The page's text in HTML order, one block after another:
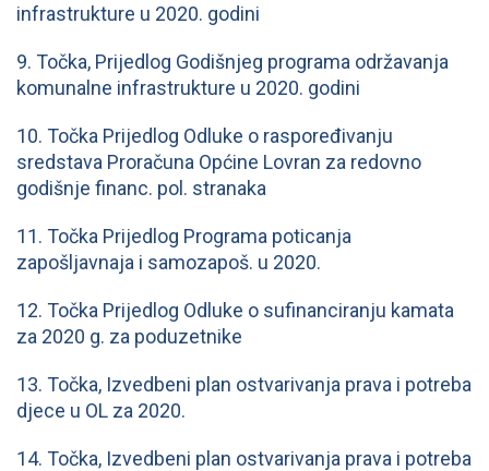
infrastrukture u 2020. godini
9. Točka, Prijedlog Godišnjeg programa održavanja
komunalne infrastrukture u 2020. godini
10. Točka Prijedlog Odluke o raspoređivanju
sredstava Proračuna Općine Lovran za redovno
godišnje financ. pol. stranaka
11. Točka Prijedlog Programa poticanja
zapošljavnaja i samozapoš. u 2020.
12. Točka Prijedlog Odluke o sufinanciranju kamata
za 2020 g. za poduzetnike
13. Točka, Izvedbeni plan ostvarivanja prava i potreba
djece u OL za 2020.
14. Točka, Izvedbeni plan ostvarivanja prava i potreba